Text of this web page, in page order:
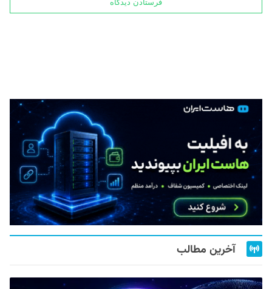
آخرین مطالب